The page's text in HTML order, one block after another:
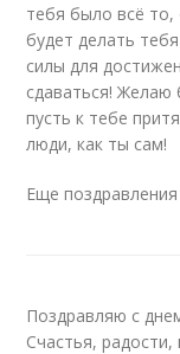
тебя было всё
будет делать
силы для
сдаваться!
пусть к тебе
люди, как ты сам!
Еще
Поздравляю с
Счастья, радости,